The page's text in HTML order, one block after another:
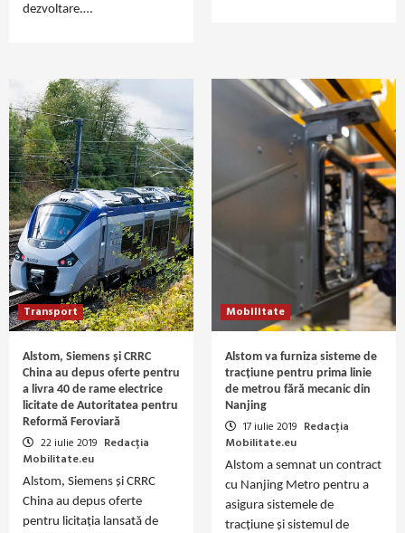
dezvoltare.…
Transport
Alstom, Siemens și CRRC
China au depus oferte pentru
a livra 40 de rame electrice
licitate de Autoritatea pentru
Reformă Feroviară
22 iulie 2019 Redacția
Mobilitate.eu
Alstom, Siemens și CRRC
China au depus oferte
pentru licitația lansată de
Mobilitate
Alstom va furniza sisteme de
tracțiune pentru prima linie
de metrou fără mecanic din
Nanjing
17 iulie 2019 Redacția
Mobilitate.eu
Alstom a semnat un contract
cu Nanjing Metro pentru a
asigura sistemele de
tracțiune și sistemul de